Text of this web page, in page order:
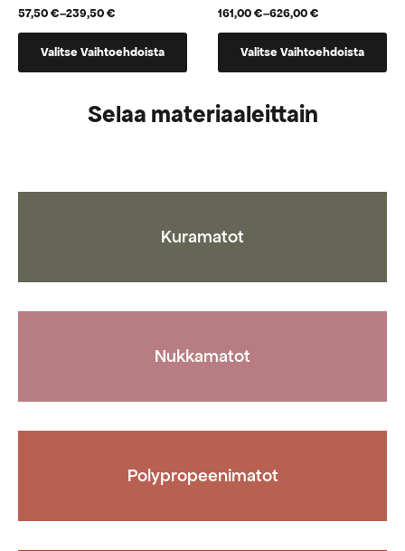
57,50€–239,50€
Hintaluokka:
57,50 €
Valitse Vaihtoehdoista
tuotteella
muunnelma.
161,00€–626,00€
Hintaluokka:
161,00 €
Valitse Vaihtoehdoista
tuotteella
useampi
muunnelma.
sivulla.
Selaa materiaaleittain
Kuramatot
Nukkamatot
Polypropeenimatot